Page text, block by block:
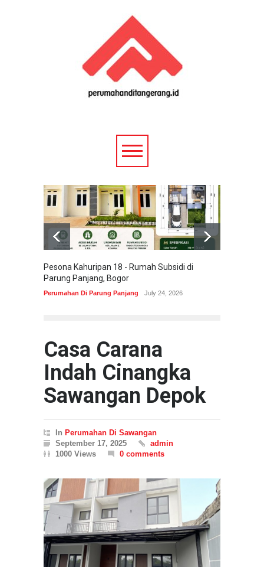
Pesona Kahuripan 18 - Rumah Subsidi di
Parung Panjang, Bogor
Perumahan Di Parung Panjang July 24, 2026
Casa Carana
Indah Cinangka
Sawangan Depok
In Perumahan Di Sawangan
September 17, 2025
admin
1000 Views
0 comments